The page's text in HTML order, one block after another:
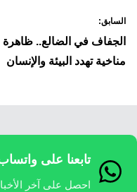
المقالات
السابق:
الجفاف في الضالع.. ظاهرة
مناخية تهدد البيئة والإنسان
تابعنا على
احصل على آخر